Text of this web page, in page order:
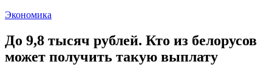
Экономика
До 9,8 тысяч рублей. Кто из белорусов
может получить такую выплату